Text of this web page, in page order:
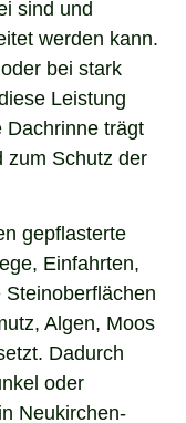
sind und
werden kann.
bei stark
Leistung
Dachrinne trägt
zum Schutz der
gepflasterte
Einfahrten,
Algen, Moos
Dadurch
oder
Neukirchen-